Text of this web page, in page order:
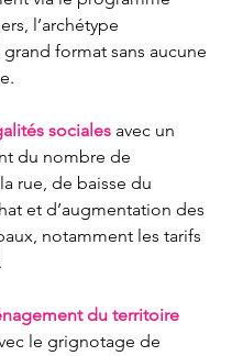
l’archétype
format sans aucune
sociales avec un
du nombre de
rue, de baisse du
et d’augmentation des
notamment les tarifs
du territoire
le grignotage de